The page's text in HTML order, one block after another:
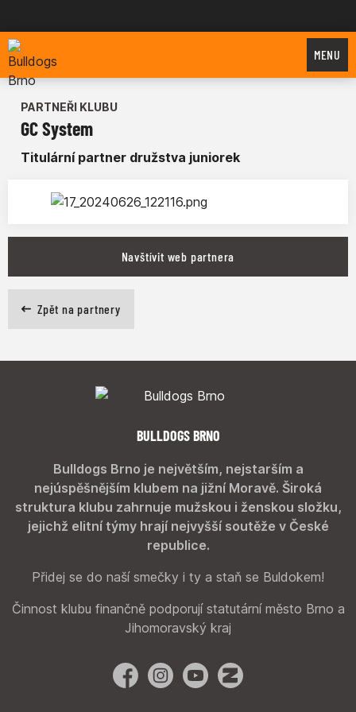
Bulldogs Brno
MENU
PARTNEŘI KLUBU
GC System
Titulární partner družstva juniorek
Navštívit web partnera
Zpět na partnery
BULLDOGS BRNO
Bulldogs Brno je největším, nejstarším a
nejúspěšnějším klubem na jižní Moravě. Široká
struktura klubu zahrnuje mužskou i ženskou složku,
jejichž elitní týmy hrají nejvyšší soutěže v České
republice.
Přidej se do naší smečky i ty a staň se Buldokem!
Činnost klubu finančně podporují statutární město Brno a
Jihomoravský kraj
FacebookInstagramYouTubeZonerama